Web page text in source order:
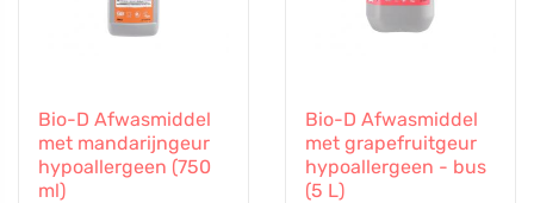
Bio-D Afwasmiddel
met mandarijngeur
hypoallergeen (750
ml)
Bio-D Afwasmiddel
met grapefruitgeur
hypoallergeen - bus
(5 L)